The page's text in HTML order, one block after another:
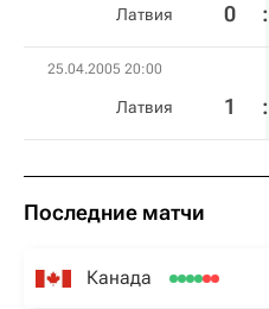
Латвия 0 :
25.04.2005 20:00
Латвия 1 :
Последние матчи
Канада